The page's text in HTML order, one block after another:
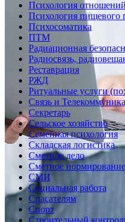
Психология отношений
Психология пищевого
Психосоматика
ПТМ
Радиационная
Радиосвязь,
Реставрация
РЖД
Ритуальные услуги
Связь и
Секретарь
Сельское хозяйство
Семейная психология
Складская логистика
Сметное дело
Сметное нормирование
СМИ
Социальная работа
Спасателям
Спорт
Строительный